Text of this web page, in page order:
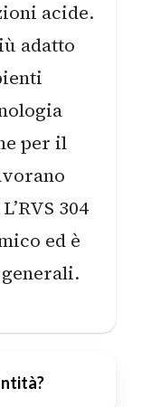
acide.
adatto
per il
304
ed è